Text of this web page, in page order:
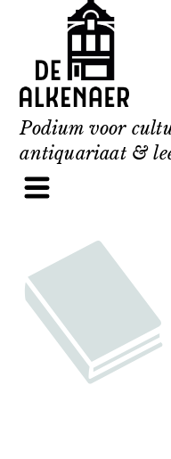
content
Podium voor
antiquariaat &